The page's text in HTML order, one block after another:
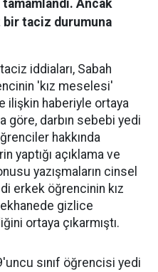
Ancak
bir taciz durumuna
iddiaları, Sabah
'kız meselesi'
ilişkin haberiyle ortaya
göre, darbın sebebi yedi
hakkında
yaptığı açıklama ve
yazışmaların cinsel
erkek öğrencinin kız
gizlice
ortaya çıkarmıştı.
sınıf öğrencisi yedi